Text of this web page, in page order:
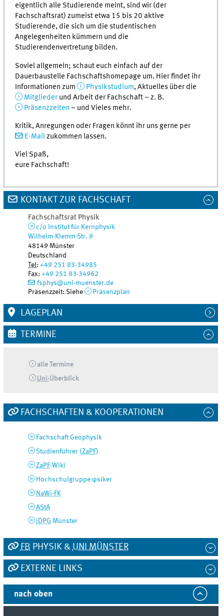
eigentlich alle Studierende meint, sind wir (der
Fachschaftsrat) zumeist etwa 15 bis 20 aktive
Studierende, die sich um die studentischen
Angelegenheiten kümmern und die
Studierendenvertretung bilden.
Soviel allgemein; schaut euch einfach auf der
Dauerbaustelle Fachschaftshomepage um. Hier findet ihr
Informationen zum
Physikstudium, Aktuelles über die
Mitglieder und Arbeit der Fachschaft – z. B.
Präsenzzeiten – und Vieles mehr.
Kritik, Anregungen oder Fragen könnt ihr uns gerne per
E-Mailzukommen lassen.
Viel Spaß,
eure Fachschaft!
KONTAKT ZUR FACHSCHAFT
Fachschaftsrat Physik
c/o Institut für Kernphysik
Wilhelm-Klemm-Str. 9
48149 Münster
Deutschland
Tel:+49 251 83-34985
Fax:+49 251 83-34962
fsphys@uni-muenster.de
Präsenzzeit: Siehe
Präsenzplan
LAGEPLAN
TERMINE
alle Termine
Uni-Überblick
FACHSCHAFTEN & KOOPERATIONEN
Fachschaft Geophysik
Studienführer (ZaPF)
ZaPF-Wiki
Hochschulgruppe φsiker
NaWi-FK
AStA
jDPG Münster
FB PHYSIK & UNI MÜNSTER
EXTERNE LINKS
nach oben